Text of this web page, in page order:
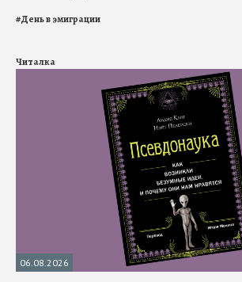
#День в эмиграции
Читалка
06.08.2026